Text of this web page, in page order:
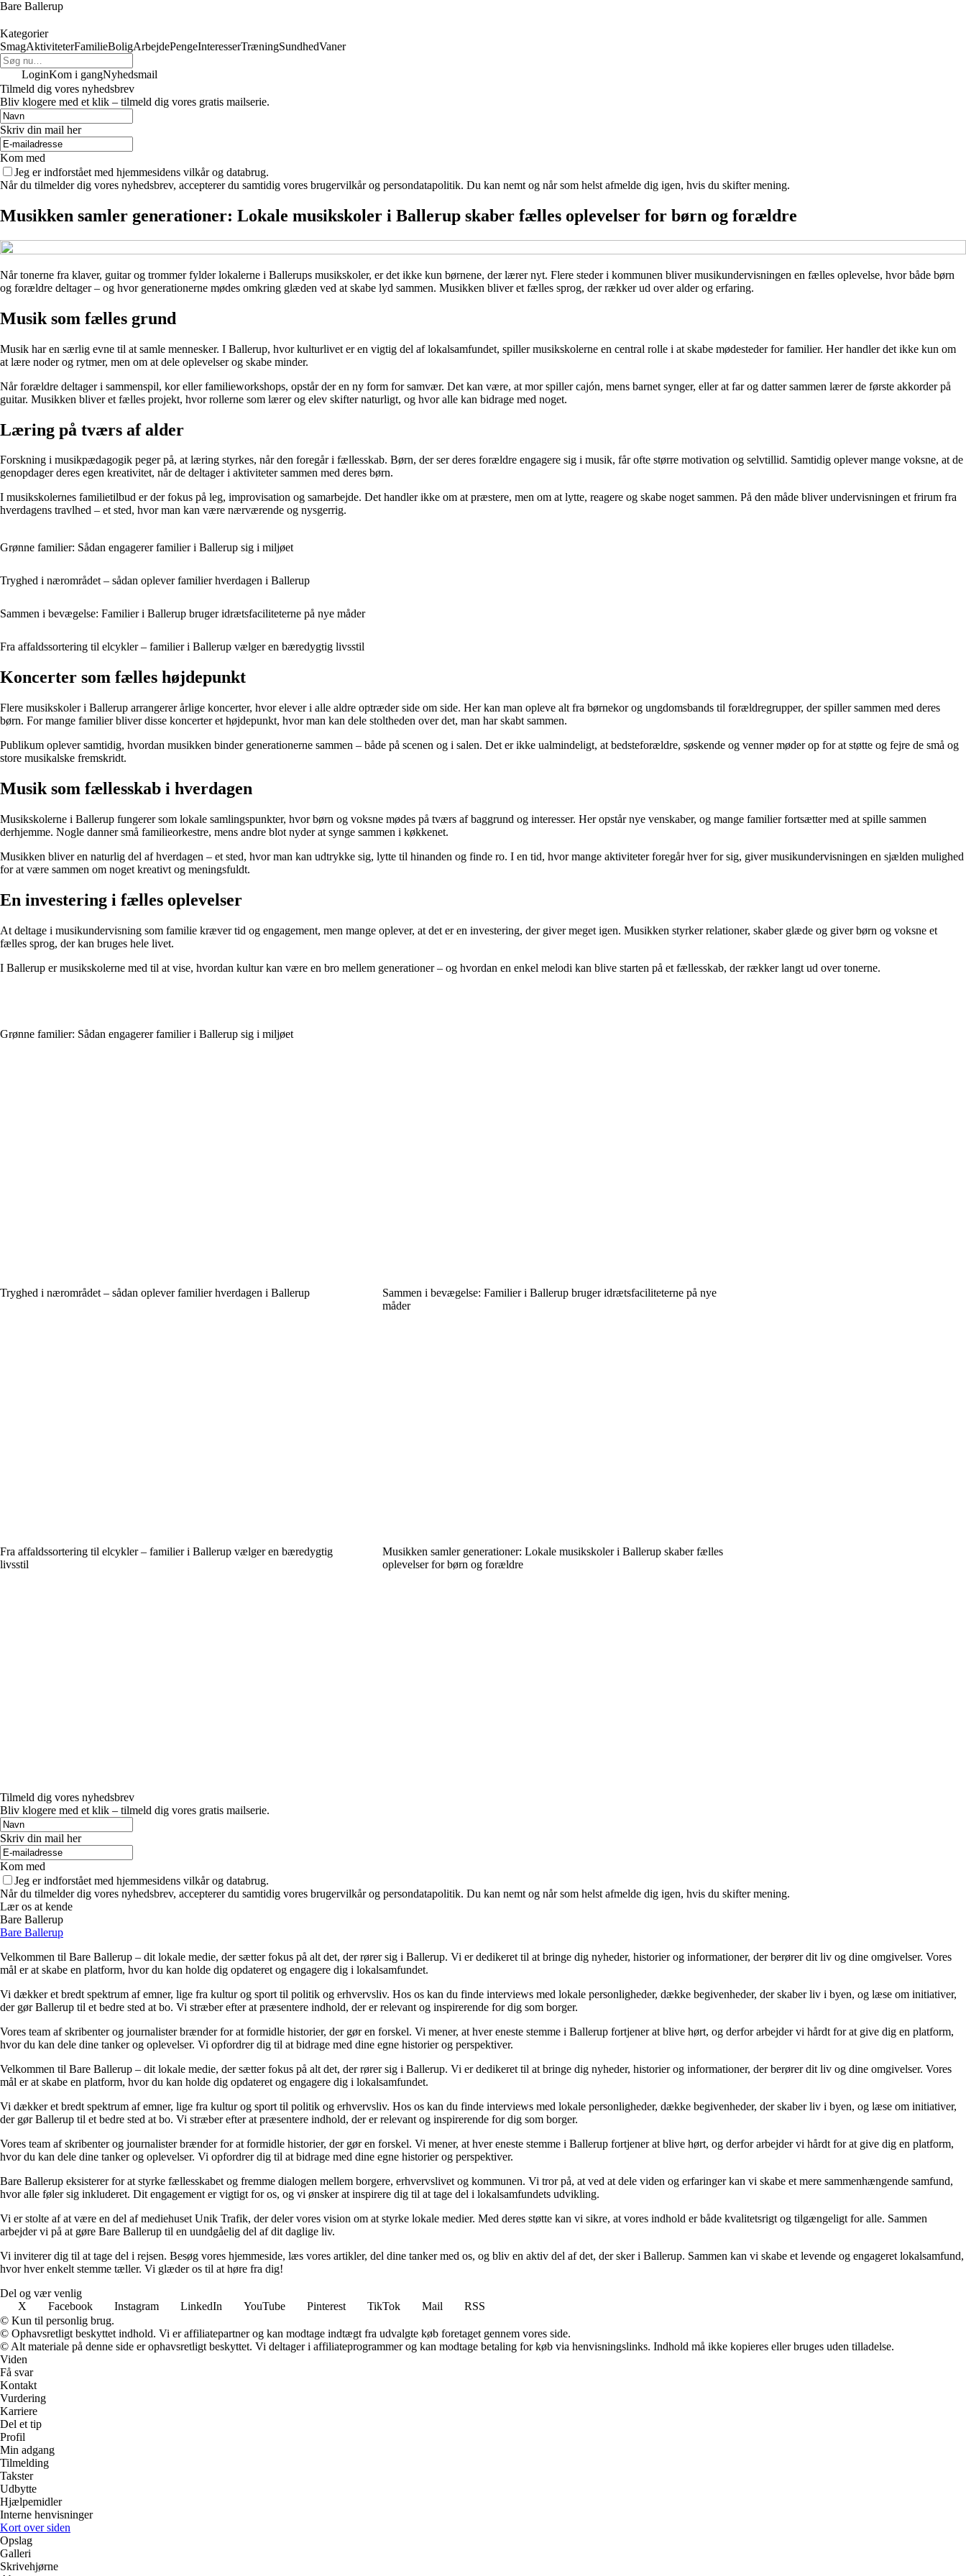
Bare Ballerup
Kategorier
SmagAktiviteterFamilieBoligArbejdePengeInteresserTræningSundhedVaner
LoginKom i gangNyhedsmail
Tilmeld dig vores nyhedsbrev
Bliv klogere med et klik – tilmeld dig vores gratis mailserie.
Skriv din mail her
Kom med
Jeg er indforstået med hjemmesidens vilkår og databrug.
Når du tilmelder dig vores nyhedsbrev, accepterer du samtidig vores brugervilkår og persondatapolitik. Du kan nemt og når som helst afmelde dig igen, hvis du skifter mening.
Musikken samler generationer: Lokale musikskoler i Ballerup skaber fælles oplevelser for børn og forældre
Når tonerne fra klaver, guitar og trommer fylder lokalerne i Ballerups musikskoler, er det ikke kun børnene, der lærer nyt. Flere steder i kommunen bliver musikundervisningen en fælles oplevelse, hvor både børn
og forældre deltager – og hvor generationerne mødes omkring glæden ved at skabe lyd sammen. Musikken bliver et fælles sprog, der rækker ud over alder og erfaring.
Musik som fælles grund
Musik har en særlig evne til at samle mennesker. I Ballerup, hvor kulturlivet er en vigtig del af lokalsamfundet, spiller musikskolerne en central rolle i at skabe mødesteder for familier. Her handler det ikke kun om
at lære noder og rytmer, men om at dele oplevelser og skabe minder.
Når forældre deltager i sammenspil, kor eller familieworkshops, opstår der en ny form for samvær. Det kan være, at mor spiller cajón, mens barnet synger, eller at far og datter sammen lærer de første akkorder på
guitar. Musikken bliver et fælles projekt, hvor rollerne som lærer og elev skifter naturligt, og hvor alle kan bidrage med noget.
Læring på tværs af alder
Forskning i musikpædagogik peger på, at læring styrkes, når den foregår i fællesskab. Børn, der ser deres forældre engagere sig i musik, får ofte større motivation og selvtillid. Samtidig oplever mange voksne, at de
genopdager deres egen kreativitet, når de deltager i aktiviteter sammen med deres børn.
I musikskolernes familietilbud er der fokus på leg, improvisation og samarbejde. Det handler ikke om at præstere, men om at lytte, reagere og skabe noget sammen. På den måde bliver undervisningen et frirum fra
hverdagens travlhed – et sted, hvor man kan være nærværende og nysgerrig.
Grønne familier: Sådan engagerer familier i Ballerup sig i miljøet
Tryghed i nærområdet – sådan oplever familier hverdagen i Ballerup
Sammen i bevægelse: Familier i Ballerup bruger idrætsfaciliteterne på nye måder
Fra affaldssortering til elcykler – familier i Ballerup vælger en bæredygtig livsstil
Koncerter som fælles højdepunkt
Flere musikskoler i Ballerup arrangerer årlige koncerter, hvor elever i alle aldre optræder side om side. Her kan man opleve alt fra børnekor og ungdomsbands til forældregrupper, der spiller sammen med deres
børn. For mange familier bliver disse koncerter et højdepunkt, hvor man kan dele stoltheden over det, man har skabt sammen.
Publikum oplever samtidig, hvordan musikken binder generationerne sammen – både på scenen og i salen. Det er ikke ualmindeligt, at bedsteforældre, søskende og venner møder op for at støtte og fejre de små og
store musikalske fremskridt.
Musik som fællesskab i hverdagen
Musikskolerne i Ballerup fungerer som lokale samlingspunkter, hvor børn og voksne mødes på tværs af baggrund og interesser. Her opstår nye venskaber, og mange familier fortsætter med at spille sammen
derhjemme. Nogle danner små familieorkestre, mens andre blot nyder at synge sammen i køkkenet.
Musikken bliver en naturlig del af hverdagen – et sted, hvor man kan udtrykke sig, lytte til hinanden og finde ro. I en tid, hvor mange aktiviteter foregår hver for sig, giver musikundervisningen en sjælden mulighed
for at være sammen om noget kreativt og meningsfuldt.
En investering i fælles oplevelser
At deltage i musikundervisning som familie kræver tid og engagement, men mange oplever, at det er en investering, der giver meget igen. Musikken styrker relationer, skaber glæde og giver børn og voksne et
fælles sprog, der kan bruges hele livet.
I Ballerup er musikskolerne med til at vise, hvordan kultur kan være en bro mellem generationer – og hvordan en enkel melodi kan blive starten på et fællesskab, der rækker langt ud over tonerne.
Grønne familier: Sådan engagerer familier i Ballerup sig i miljøet
Tryghed i nærområdet – sådan oplever familier hverdagen i Ballerup
Sammen i bevægelse: Familier i Ballerup bruger idrætsfaciliteterne på nye
måder
Fra affaldssortering til elcykler – familier i Ballerup vælger en bæredygtig
livsstil
Musikken samler generationer: Lokale musikskoler i Ballerup skaber fælles
oplevelser for børn og forældre
Tilmeld dig vores nyhedsbrev
Bliv klogere med et klik – tilmeld dig vores gratis mailserie.
Skriv din mail her
Kom med
Jeg er indforstået med hjemmesidens vilkår og databrug.
Når du tilmelder dig vores nyhedsbrev, accepterer du samtidig vores brugervilkår og persondatapolitik. Du kan nemt og når som helst afmelde dig igen, hvis du skifter mening.
Lær os at kende
Bare Ballerup
Bare Ballerup
Velkommen til Bare Ballerup – dit lokale medie, der sætter fokus på alt det, der rører sig i Ballerup. Vi er dedikeret til at bringe dig nyheder, historier og informationer, der berører dit liv og dine omgivelser. Vores
mål er at skabe en platform, hvor du kan holde dig opdateret og engagere dig i lokalsamfundet.
Vi dækker et bredt spektrum af emner, lige fra kultur og sport til politik og erhvervsliv. Hos os kan du finde interviews med lokale personligheder, dække begivenheder, der skaber liv i byen, og læse om initiativer,
der gør Ballerup til et bedre sted at bo. Vi stræber efter at præsentere indhold, der er relevant og inspirerende for dig som borger.
Vores team af skribenter og journalister brænder for at formidle historier, der gør en forskel. Vi mener, at hver eneste stemme i Ballerup fortjener at blive hørt, og derfor arbejder vi hårdt for at give dig en platform,
hvor du kan dele dine tanker og oplevelser. Vi opfordrer dig til at bidrage med dine egne historier og perspektiver.
Velkommen til Bare Ballerup – dit lokale medie, der sætter fokus på alt det, der rører sig i Ballerup. Vi er dedikeret til at bringe dig nyheder, historier og informationer, der berører dit liv og dine omgivelser. Vores
mål er at skabe en platform, hvor du kan holde dig opdateret og engagere dig i lokalsamfundet.
Vi dækker et bredt spektrum af emner, lige fra kultur og sport til politik og erhvervsliv. Hos os kan du finde interviews med lokale personligheder, dække begivenheder, der skaber liv i byen, og læse om initiativer,
der gør Ballerup til et bedre sted at bo. Vi stræber efter at præsentere indhold, der er relevant og inspirerende for dig som borger.
Vores team af skribenter og journalister brænder for at formidle historier, der gør en forskel. Vi mener, at hver eneste stemme i Ballerup fortjener at blive hørt, og derfor arbejder vi hårdt for at give dig en platform,
hvor du kan dele dine tanker og oplevelser. Vi opfordrer dig til at bidrage med dine egne historier og perspektiver.
Bare Ballerup eksisterer for at styrke fællesskabet og fremme dialogen mellem borgere, erhvervslivet og kommunen. Vi tror på, at ved at dele viden og erfaringer kan vi skabe et mere sammenhængende samfund,
hvor alle føler sig inkluderet. Dit engagement er vigtigt for os, og vi ønsker at inspirere dig til at tage del i lokalsamfundets udvikling.
Vi er stolte af at være en del af mediehuset Unik Trafik, der deler vores vision om at styrke lokale medier. Med deres støtte kan vi sikre, at vores indhold er både kvalitetsrigt og tilgængeligt for alle. Sammen
arbejder vi på at gøre Bare Ballerup til en uundgåelig del af dit daglige liv.
Vi inviterer dig til at tage del i rejsen. Besøg vores hjemmeside, læs vores artikler, del dine tanker med os, og bliv en aktiv del af det, der sker i Ballerup. Sammen kan vi skabe et levende og engageret lokalsamfund,
hvor hver enkelt stemme tæller. Vi glæder os til at høre fra dig!
Del og vær venlig
X
Facebook Instagram LinkedIn YouTube Pinterest TikTok Mail
RSS
© Kun til personlig brug.
© Ophavsretligt beskyttet indhold. Vi er affiliatepartner og kan modtage indtægt fra udvalgte køb foretaget gennem vores side.
© Alt materiale på denne side er ophavsretligt beskyttet. Vi deltager i affiliateprogrammer og kan modtage betaling for køb via henvisningslinks. Indhold må ikke kopieres eller bruges uden tilladelse.
Viden
Få svar
Kontakt
Vurdering
Karriere
Del et tip
Profil
Min adgang
Tilmelding
Takster
Udbytte
Hjælpemidler
Interne henvisninger
Kort over siden
Opslag
Galleri
Skrivehjørne